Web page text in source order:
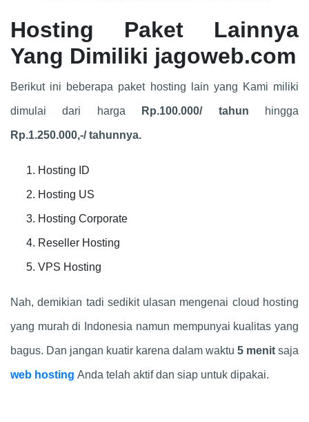
Hosting Paket Lainnya
Yang Dimiliki jagoweb.com
Berikut ini beberapa paket hosting lain yang Kami miliki
dimulai dari harga Rp.100.000/ tahun hingga
Rp.1.250.000,-/ tahunnya.
Hosting ID
Hosting US
Hosting Corporate
Reseller Hosting
VPS Hosting
Nah, demikian tadi sedikit ulasan mengenai cloud hosting
yang murah di Indonesia namun mempunyai kualitas yang
bagus. Dan jangan kuatir karena dalam waktu 5 menit saja
web hosting Anda telah aktif dan siap untuk dipakai.